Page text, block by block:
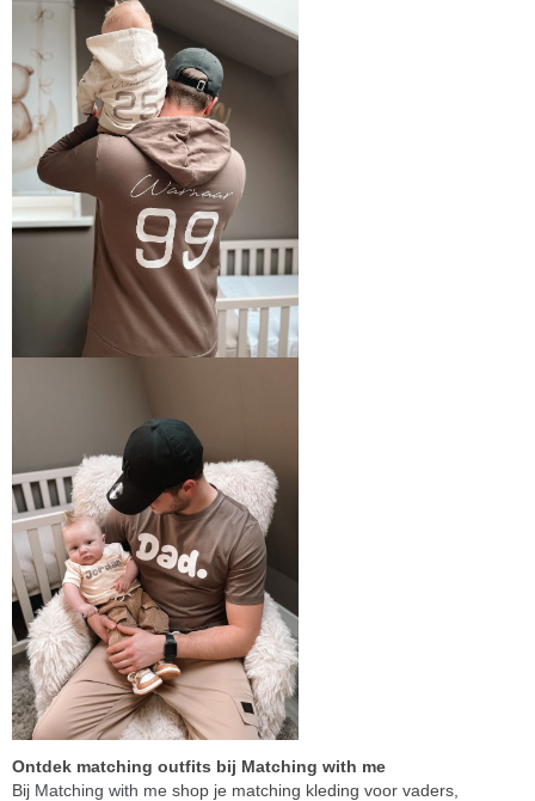
Ontdek matching outfits bij Matching with me
Bij Matching with me shop je matching kleding voor vaders,